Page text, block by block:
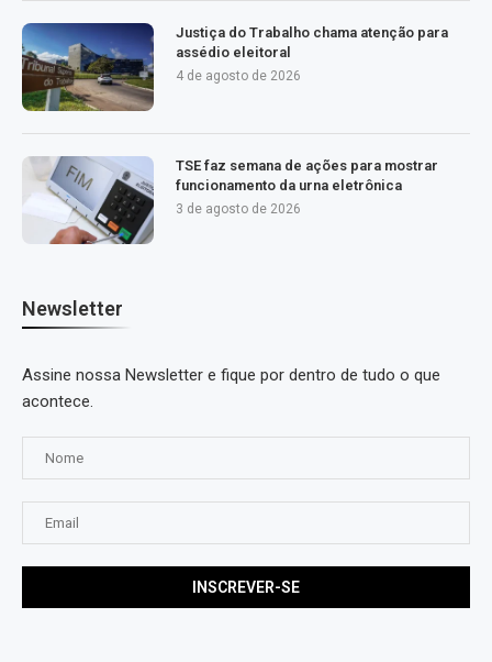
Justiça do Trabalho chama atenção para
assédio eleitoral
4 de agosto de 2026
TSE faz semana de ações para mostrar
funcionamento da urna eletrônica
3 de agosto de 2026
Newsletter
Assine nossa Newsletter e fique por dentro de tudo o que
acontece.